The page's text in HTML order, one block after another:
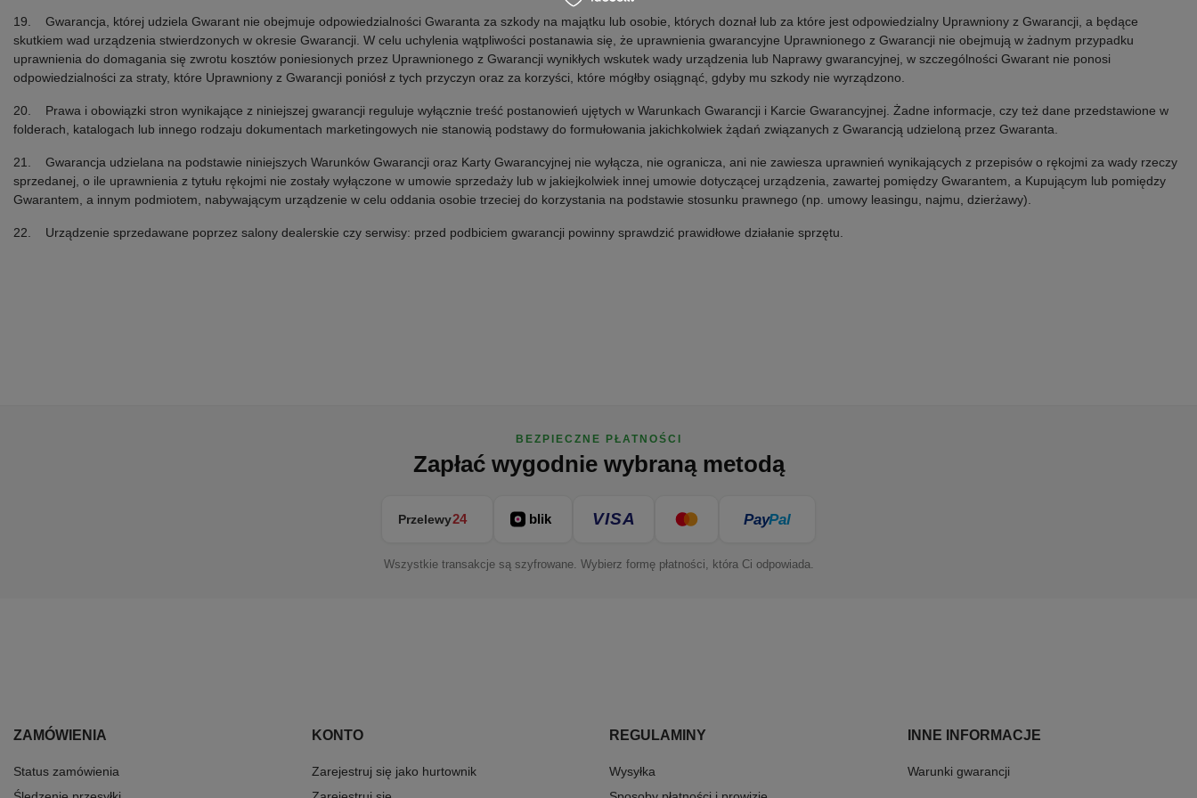
19. Gwarancja, której udziela Gwarant nie obejmuje odpowiedzialności Gwaranta za szkody na majątku lub osobie, których doznał lub za które jest odpowiedzialny Uprawniony z Gwarancji, a będące
skutkiem wad urządzenia stwierdzonych w okresie Gwarancji. W celu uchylenia wątpliwości postanawia się, że uprawnienia gwarancyjne Uprawnionego z Gwarancji nie obejmują w żadnym przypadku
uprawnienia do domagania się zwrotu kosztów poniesionych przez Uprawnionego z Gwarancji wynikłych wskutek wady urządzenia lub Naprawy gwarancyjnej, w szczególności Gwarant nie ponosi
odpowiedzialności za straty, które Uprawniony z Gwarancji poniósł z tych przyczyn oraz za korzyści, które mógłby osiągnąć, gdyby mu szkody nie wyrządzono.
20. Prawa i obowiązki stron wynikające z niniejszej gwarancji reguluje wyłącznie treść postanowień ujętych w Warunkach Gwarancji i Karcie Gwarancyjnej. Żadne informacje, czy też dane przedstawione w
folderach, katalogach lub innego rodzaju dokumentach marketingowych nie stanowią podstawy do formułowania jakichkolwiek żądań związanych z Gwarancją udzieloną przez Gwaranta.
21. Gwarancja udzielana na podstawie niniejszych Warunków Gwarancji oraz Karty Gwarancyjnej nie wyłącza, nie ogranicza, ani nie zawiesza uprawnień wynikających z przepisów o rękojmi za wady rzeczy
sprzedanej, o ile uprawnienia z tytułu rękojmi nie zostały wyłączone w umowie sprzedaży lub w jakiejkolwiek innej umowie dotyczącej urządzenia, zawartej pomiędzy Gwarantem, a Kupującym lub pomiędzy
Gwarantem, a innym podmiotem, nabywającym urządzenie w celu oddania osobie trzeciej do korzystania na podstawie stosunku prawnego (np. umowy leasingu, najmu, dzierżawy).
22. Urządzenie sprzedawane poprzez salony dealerskie czy serwisy: przed podbiciem gwarancji powinny sprawdzić prawidłowe działanie sprzętu.
BEZPIECZNE PŁATNOŚCI
Zapłać wygodnie wybraną metodą
Przelewy24 blik VISA PayPal
Wszystkie transakcje są szyfrowane. Wybierz formę płatności, która Ci odpowiada.
ZAMÓWIENIA
Status zamówienia
KONTO
Zarejestruj się jako hurtownik
REGULAMINY
Wysyłka
INNE INFORMACJE
Warunki gwarancji